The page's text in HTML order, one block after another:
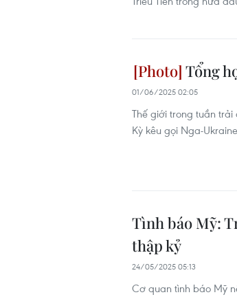
Tổng
01/06/2025 02:05
Thế giới trong tuần
Kỳ kêu gọi Nga-
Tình báo Mỹ:
thập kỷ
24/05/2025 05:13
Cơ quan tình báo Mỹ